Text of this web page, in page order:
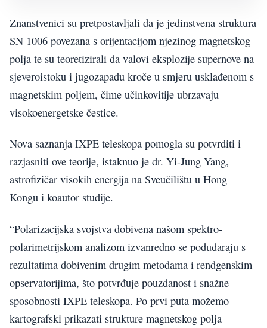
Znanstvenici su pretpostavljali da je jedinstvena struktura
SN 1006 povezana s orijentacijom njezinog magnetskog
polja te su teoretizirali da valovi eksplozije supernove na
sjeveroistoku i jugozapadu kroče u smjeru usklađenom s
magnetskim poljem, čime učinkovitije ubrzavaju
visokoenergetske čestice.
Nova saznanja IXPE teleskopa pomogla su potvrditi i
razjasniti ove teorije, istaknuo je dr. Yi-Jung Yang,
astrofizičar visokih energija na Sveučilištu u Hong
Kongu i koautor studije.
“Polarizacijska svojstva dobivena našom spektro-
polarimetrijskom analizom izvanredno se podudaraju s
rezultatima dobivenim drugim metodama i rendgenskim
opservatorijima, što potvrđuje pouzdanost i snažne
sposobnosti IXPE teleskopa. Po prvi puta možemo
kartografski prikazati strukture magnetskog polja